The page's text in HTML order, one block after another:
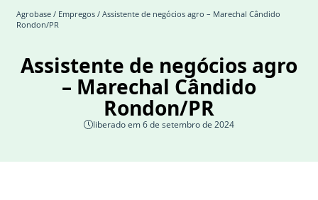
Agrobase / Empregos / Assistente de negócios agro – Marechal Cândido
Rondon/PR
Assistente de negócios agro
– Marechal Cândido
Rondon/PR
liberado em 6 de setembro de 2024